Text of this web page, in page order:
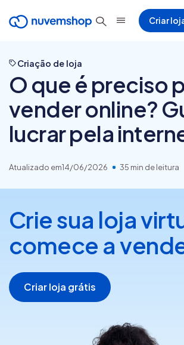
Criar
Criação de loja
O que é preciso
vender online?
lucrar pela
Atualizado em14/06/2026 35 min de leitura
Crie sua loja
comece a
Criar loja grátis